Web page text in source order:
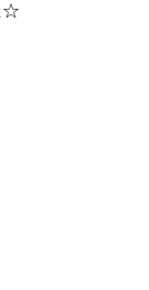
☆